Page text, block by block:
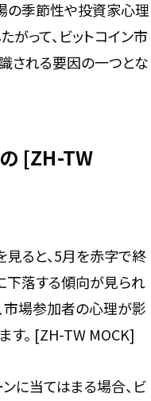
の季節性や投資家心理
がって、ビットコイン市
される要因の一つとな
[ZH-TW
ると、5月を赤字で終
下落する傾向が見られ
市場参加者の心理が影
す。 [ZH-TW MOCK]
に当てはまる場合、ビ